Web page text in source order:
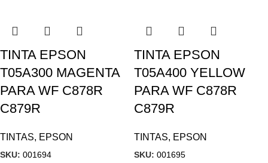
TINTA EPSON
T05A300 MAGENTA
PARA WF C878R
C879R
TINTAS, EPSON
SKU: 001694
TINTA EPSON
T05A400 YELLOW
PARA WF C878R
C879R
TINTAS, EPSON
SKU: 001695